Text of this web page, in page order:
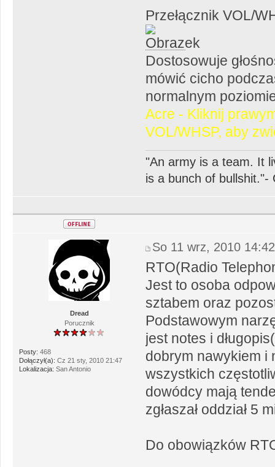
Przełącznik VOL/
Dostosowuje
mówić cicho
normalnym
Acre - Kliknij
VOL/WHSP, aby
"An army is a team. It
is a bunch of bullshit."-
Dread
Porucznik
Posty: 468
Dołączył(a): Cz 21 sty, 2010 21:47
Lokalizacja: San Antonio
So 11 wrz, 2010 14:42
RTO(Radio
Jest to osoba
sztabem oraz
Podstawowym
jest notes i
dobrym nawykiem i
wszystkich
dowódcy mają
zgłaszał oddział 5
Do obowiązków